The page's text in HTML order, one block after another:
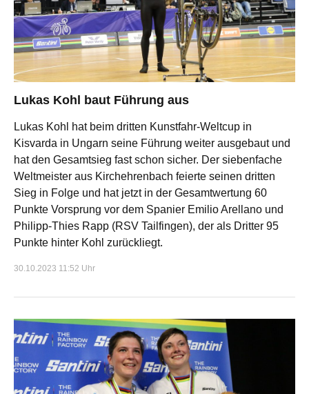
Lukas Kohl baut Führung aus
Lukas Kohl hat beim dritten Kunstfahr-Weltcup in
Kisvarda in Ungarn seine Führung weiter ausgebaut und
hat den Gesamtsieg fast schon sicher. Der siebenfache
Weltmeister aus Kirchehrenbach feierte seinen dritten
Sieg in Folge und hat jetzt in der Gesamtwertung 60
Punkte Vorsprung vor dem Spanier Emilio Arellano und
Philipp-Thies Rapp (RSV Tailfingen), der als Dritter 95
Punkte hinter Kohl zurückliegt.
30.10.2023 11:52 Uhr